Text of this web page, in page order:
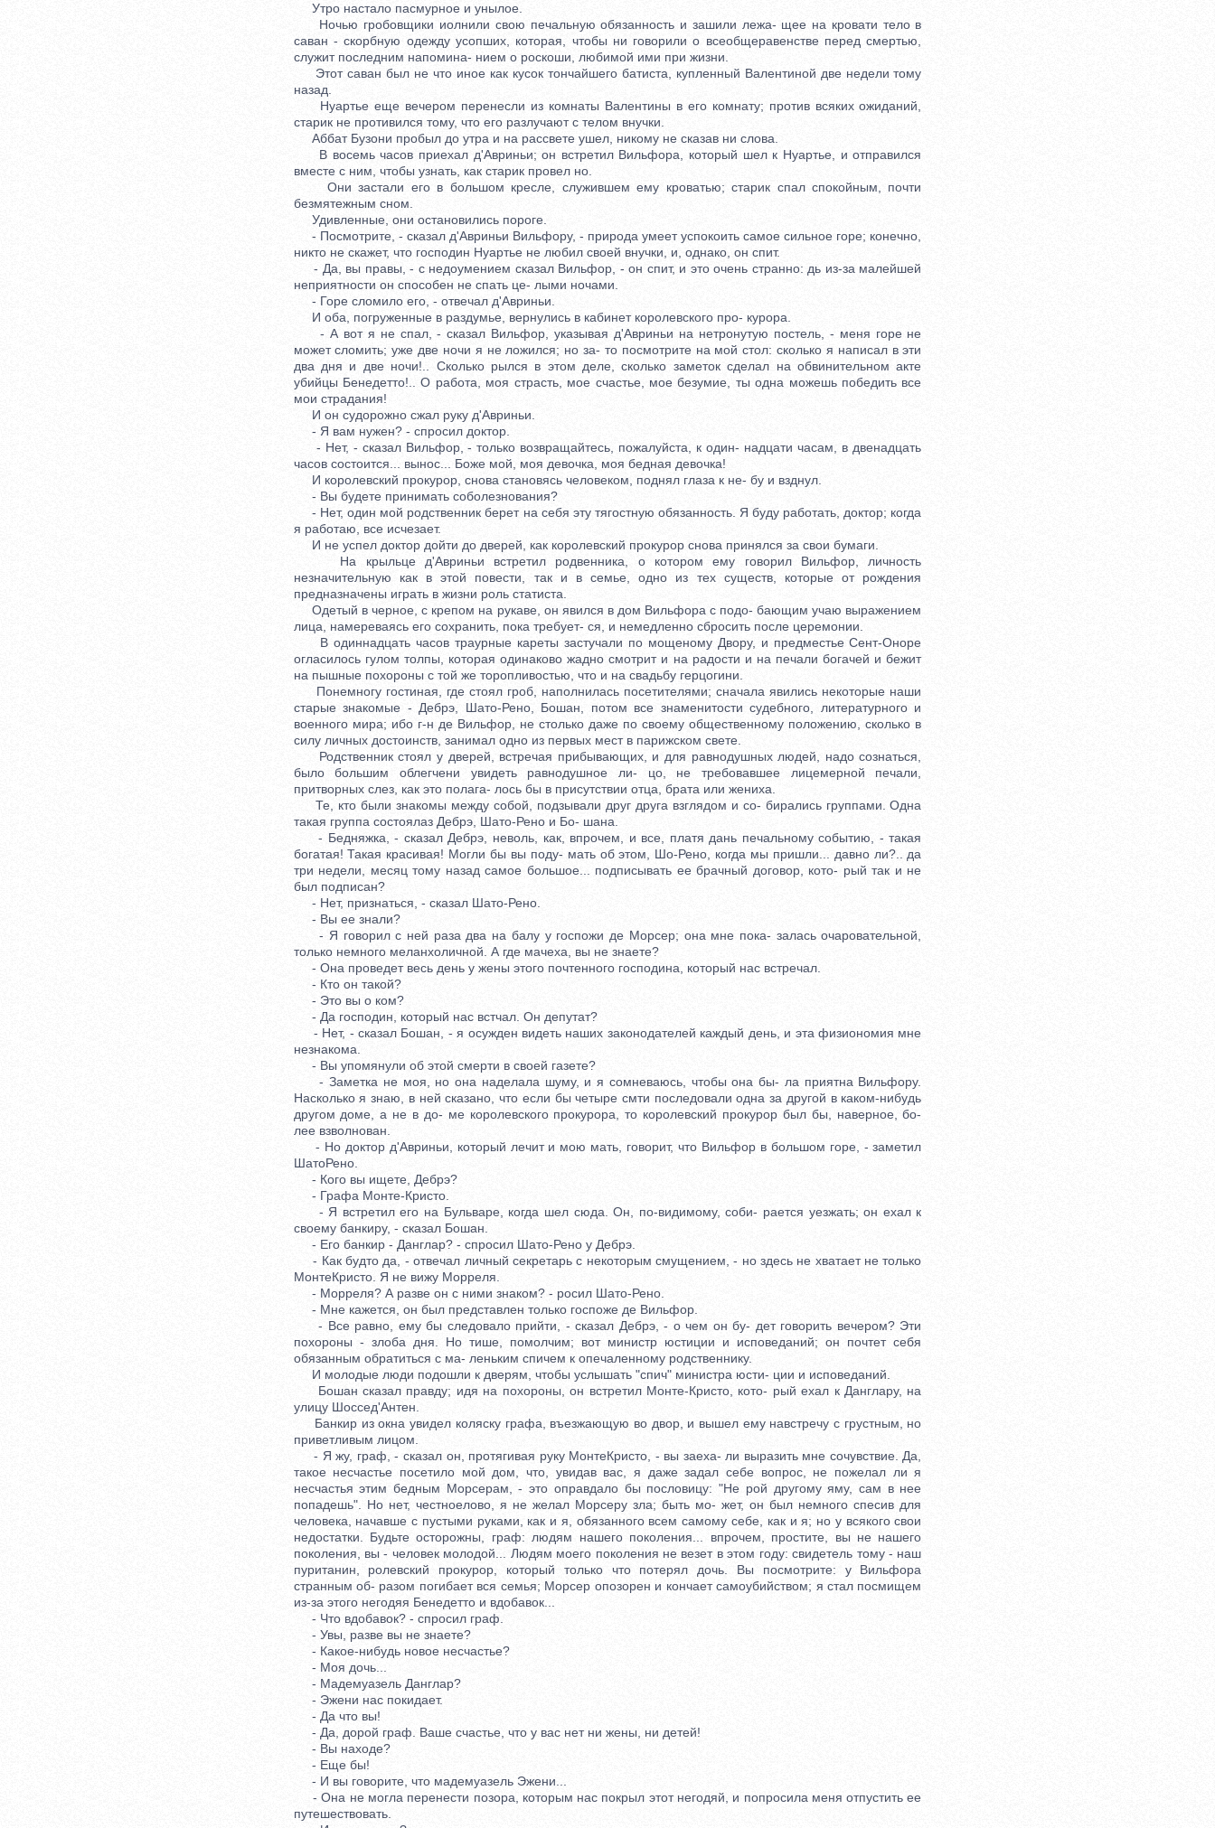
Утро настало пасмурное и унылое.
Ночью гробовщики иолнили свою печальную обязанность и зашили лежа- щее на кровати тело в
саван - скорбную одежду усопших, которая, чтобы ни говорили о всеобщеравенстве перед смертью,
служит последним напомина- нием о роскоши, любимой ими при жизни.
Этот саван был не что иное как кусок тончайшего батиста, купленный Валентиной две недели тому
назад.
Нуартье еще вечером перенесли из комнаты Валентины в его комнату; против всяких ожиданий,
старик не противился тому, что его разлучают с телом внучки.
Аббат Бузони пробыл до утра и на рассвете ушел, никому не сказав ни слова.
В восемь часов приехал д'Авриньи; он встретил Вильфора, который шел к Нуартье, и отправился
вместе с ним, чтобы узнать, как старик провел но.
Они застали его в большом кресле, служившем ему кроватью; старик спал спокойным, почти
безмятежным сном.
Удивленные, они остановились пороге.
- Посмотрите, - сказал д'Авриньи Вильфору, - природа умеет успокоить самое сильное горе; конечно,
никто не скажет, что господин Нуартье не любил своей внучки, и, однако, он спит.
- Да, вы правы, - с недоумением сказал Вильфор, - он спит, и это очень странно: дь из-за малейшей
неприятности он способен не спать це- лыми ночами.
- Горе сломило его, - отвечал д'Авриньи.
И оба, погруженные в раздумье, вернулись в кабинет королевского про- курора.
- А вот я не спал, - сказал Вильфор, указывая д'Авриньи на нетронутую постель, - меня горе не
может сломить; уже две ночи я не ложился; но за- то посмотрите на мой стол: сколько я написал в эти
два дня и две ночи!.. Сколько рылся в этом деле, сколько заметок сделал на обвинительном акте
убийцы Бенедетто!.. О работа, моя страсть, мое счастье, мое безумие, ты одна можешь победить все
мои страдания!
И он судорожно сжал руку д'Авриньи.
- Я вам нужен? - спросил доктор.
- Нет, - сказал Вильфор, - только возвращайтесь, пожалуйста, к один- надцати часам, в двенадцать
часов состоится... вынос... Боже мой, моя девочка, моя бедная девочка!
И королевский прокурор, снова становясь человеком, поднял глаза к не- бу и взднул.
- Вы будете принимать соболезнования?
- Нет, один мой родственник берет на себя эту тягостную обязанность. Я буду работать, доктор; когда
я работаю, все исчезает.
И не успел доктор дойти до дверей, как королевский прокурор снова принялся за свои бумаги.
На крыльце д'Авриньи встретил родвенника, о котором ему говорил Вильфор, личность
незначительную как в этой повести, так и в семье, одно из тех существ, которые от рождения
предназначены играть в жизни роль статиста.
Одетый в черное, с крепом на рукаве, он явился в дом Вильфора с подо- бающим учаю выражением
лица, намереваясь его сохранить, пока требует- ся, и немедленно сбросить после церемонии.
В одиннадцать часов траурные кареты застучали по мощеному Двору, и предместье Сент-Оноре
огласилось гулом толпы, которая одинаково жадно смотрит и на радости и на печали богачей и бежит
на пышные похороны с той же торопливостью, что и на свадьбу герцогини.
Понемногу гостиная, где стоял гроб, наполнилась посетителями; сначала явились некоторые наши
старые знакомые - Дебрэ, Шато-Рено, Бошан, потом все знаменитости судебного, литературного и
военного мира; ибо г-н де Вильфор, не столько даже по своему общественному положению, сколько в
силу личных достоинств, занимал одно из первых мест в парижском свете.
Родственник стоял у дверей, встречая прибывающих, и для равнодушных людей, надо сознаться,
было большим облегчени увидеть равнодушное ли- цо, не требовавшее лицемерной печали,
притворных слез, как это полага- лось бы в присутствии отца, брата или жениха.
Те, кто были знакомы между собой, подзывали друг друга взглядом и со- бирались группами. Одна
такая группа состоялаз Дебрэ, Шато-Рено и Бо- шана.
- Бедняжка, - сказал Дебрэ, неволь, как, впрочем, и все, платя дань печальному событию, - такая
богатая! Такая красивая! Могли бы вы поду- мать об этом, Шо-Рено, когда мы пришли... давно ли?.. да
три недели, месяц тому назад самое большое... подписывать ее брачный договор, кото- рый так и не
был подписан?
- Нет, признаться, - сказал Шато-Рено.
- Вы ее знали?
- Я говорил с ней раза два на балу у госпожи де Морсер; она мне пока- залась очаровательной,
только немного меланхоличной. А где мачеха, вы не знаете?
- Она проведет весь день у жены этого почтенного господина, который нас встречал.
- Кто он такой?
- Это вы о ком?
- Да господин, который нас встчал. Он депутат?
- Нет, - сказал Бошан, - я осужден видеть наших законодателей каждый день, и эта физиономия мне
незнакома.
- Вы упомянули об этой смерти в своей газете?
- Заметка не моя, но она наделала шуму, и я сомневаюсь, чтобы она бы- ла приятна Вильфору.
Насколько я знаю, в ней сказано, что если бы четыре смти последовали одна за другой в каком-нибудь
другом доме, а не в до- ме королевского прокурора, то королевский прокурор был бы, наверное, бо-
лее взволнован.
- Но доктор д'Авриньи, который лечит и мою мать, говорит, что Вильфор в большом горе, - заметил
ШатоРено.
- Кого вы ищете, Дебрэ?
- Графа Монте-Кристо.
- Я встретил его на Бульваре, когда шел сюда. Он, по-видимому, соби- рается уезжать; он ехал к
своему банкиру, - сказал Бошан.
- Его банкир - Данглар? - спросил Шато-Рено у Дебрэ.
- Как будто да, - отвечал личный секретарь с некоторым смущением, - но здесь не хватает не только
МонтеКристо. Я не вижу Морреля.
- Морреля? А разве он с ними знаком? - росил Шато-Рено.
- Мне кажется, он был представлен только госпоже де Вильфор.
- Все равно, ему бы следовало прийти, - сказал Дебрэ, - о чем он бу- дет говорить вечером? Эти
похороны - злоба дня. Но тише, помолчим; вот министр юстиции и исповеданий; он почтет себя
обязанным обратиться с ма- леньким спичем к опечаленному родственнику.
И молодые люди подошли к дверям, чтобы услышать "спич" министра юсти- ции и исповеданий.
Бошан сказал правду; идя на похороны, он встретил Монте-Кристо, кото- рый ехал к Данглару, на
улицу Шоссед'Антен.
Банкир из окна увидел коляску графа, въезжающую во двор, и вышел ему навстречу с грустным, но
приветливым лицом.
- Я жу, граф, - сказал он, протягивая руку МонтеКристо, - вы заеха- ли выразить мне сочувствие. Да,
такое несчастье посетило мой дом, что, увидав вас, я даже задал себе вопрос, не пожелал ли я
несчастья этим бедным Морсерам, - это оправдало бы пословицу: "Не рой другому яму, сам в нее
попадешь". Но нет, честноелово, я не желал Морсеру зла; быть мо- жет, он был немного спесив для
человека, начавше с пустыми руками, как и я, обязанного всем самому себе, как и я; но у всякого свои
недостатки. Будьте осторожны, граф: людям нашего поколения... впрочем, простите, вы не нашего
поколения, вы - человек молодой... Людям моего поколения не везет в этом году: свидетель тому - наш
пуританин, ролевский прокурор, который только что потерял дочь. Вы посмотрите: у Вильфора
странным об- разом погибает вся семья; Морсер опозорен и кончает самоубийством; я стал посмищем
из-за этого негодяя Бенедетто и вдобавок...
- Что вдобавок? - спросил граф.
- Увы, разве вы не знаете?
- Какое-нибудь новое несчастье?
- Моя дочь...
- Мадемуазель Данглар?
- Эжени нас покидает.
- Да что вы!
- Да, дорой граф. Ваше счастье, что у вас нет ни жены, ни детей!
- Вы находе?
- Еще бы!
- И вы говорите, что мадемуазель Эжени...
- Она не могла перенести позора, которым нас покрыл этот негодяй, и попросила меня отпустить ее
путешествовать.